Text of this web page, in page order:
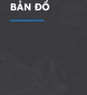
BẢN ĐỒ